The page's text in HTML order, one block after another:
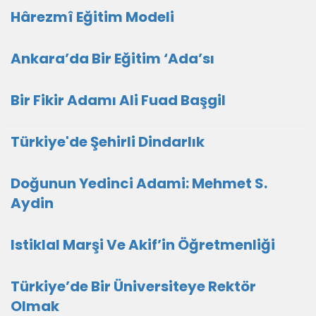
Hârezmî Eğitim Modeli
Ankara’da Bir Eğitim ‘Ada’sı
Bir Fikir Adamı Ali Fuad Başgil
Türkiye'de Şehirli Dindarlık
Doğunun Yedinci Adami: Mehmet S.
Aydin
Istiklal Marşi Ve Akif’in Öğretmenliği
Türkiye’de Bir Üniversiteye Rektör
Olmak